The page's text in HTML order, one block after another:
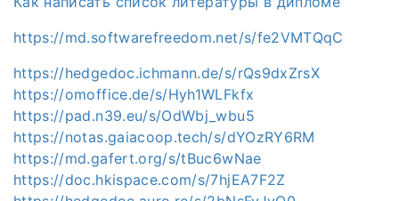
https://md.softwarefreedom.net/s/fe2VMTQqC
https://hedgedoc.ichmann.de/s/rQs9dxZrsX
https://omoffice.de/s/Hyh1WLFkfx
https://pad.n39.eu/s/OdWbj_wbu5
https://notas.gaiacoop.tech/s/dYOzRY6RM
https://md.gafert.org/s/tBuc6wNae
https://doc.hkispace.com/s/7hjEA7F2Z